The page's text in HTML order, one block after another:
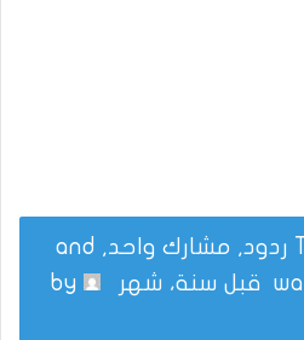
This topic has 0 ردود, مشارك واحد, and
قبل سنة، شهر